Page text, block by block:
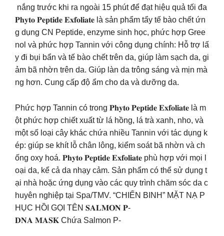
nắng trước khi ra ngoài 15 phút để đạt hiệu quả tối đa
𝐏𝐡𝐲𝐭𝐨 𝐏𝐞𝐩𝐭𝐢𝐝𝐞 𝐄𝐱𝐟𝐨𝐥𝐢𝐚𝐭𝐞 là sản phẩm tẩy tế bào chết ứn
g dụng CN Peptide, enzyme sinh học, phức hợp Gree
nol và phức hợp Tannin với công dụng chính: Hỗ trợ lấ
y đi bụi bẩn và tế bào chết trên da, giúp làm sạch da, gi
ảm bã nhờn trên da. Giúp làn da trông sáng và mịn mà
ng hơn. Cung cấp độ ẩm cho da và dưỡng da.
Phức hợp Tannin có trong 𝐏𝐡𝐲𝐭𝐨 𝐏𝐞𝐩𝐭𝐢𝐝𝐞 𝐄𝐱𝐟𝐨𝐥𝐢𝐚𝐭𝐞 là m
ột phức hợp chiết xuất từ lá hồng, lá trà xanh, nho, và
một số loại cây khác chứa nhiều Tannin với tác dụng k
ép: giúp se khít lỗ chân lông, kiểm soát bã nhờn và ch
ống oxy hoá. 𝐏𝐡𝐲𝐭𝐨 𝐏𝐞𝐩𝐭𝐢𝐝𝐞 𝐄𝐱𝐟𝐨𝐥𝐢𝐚𝐭𝐞 phù hợp với mọi l
oại da, kể cả da nhạy cảm. Sản phẩm có thể sử dụng t
ại nhà hoặc ứng dụng vào các quy trình chăm sóc da c
huyên nghiệp tại Spa/TMV. “CHIẾN BINH” MẶT NẠ P
HỤC HỒI GỌI TÊN 𝐒𝐀𝐋𝐌𝐎𝐍 𝐏-
𝐃𝐍𝐀 𝐌𝐀𝐒𝐊 Chứa Salmon P-